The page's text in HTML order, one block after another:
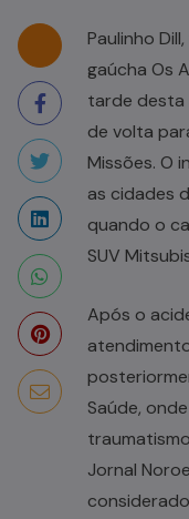
Paulinho
gaúcha Os
tarde desta
de volta
Missões. O
as cidades
quando o
SUV
Após o
Saúde,
Jornal